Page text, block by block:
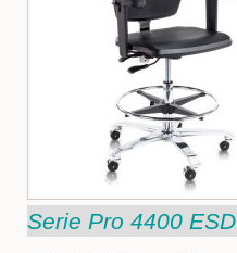
Serie Pro 4400 ESD